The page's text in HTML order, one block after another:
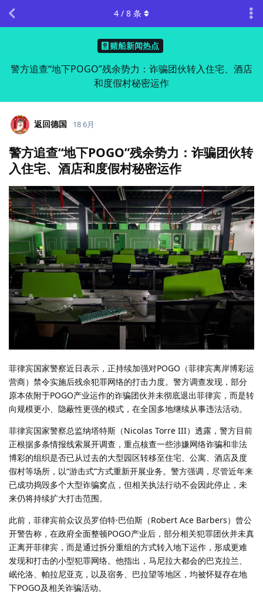
赌船新闻热点
警方追查“地下POGO”残余势力：诈骗团伙转入住宅、酒店
和度假村秘密运作
4 / 8 条
返回德国 18 6月
警方追查“地下POGO”残余势力：诈骗团伙转
入住宅、酒店和度假村秘密运作
菲律宾国家警察近日表示，正持续加强对POGO（菲律宾离岸博彩运
营商）禁令实施后残余犯罪网络的打击力度。警方调查发现，部分
原本依附于POGO产业运作的诈骗团伙并未彻底退出菲律宾，而是转
向规模更小、隐蔽性更强的模式，在全国多地继续从事违法活动。
菲律宾国家警察总监纳塔特斯（Nicolas Torre III）透露，警方目前
正根据多条情报线索展开调查，重点核查一些涉嫌网络诈骗和非法
博彩的组织是否已从过去的大型园区转移至住宅、公寓、酒店及度
假村等场所，以“游击式”方式重新开展业务。警方强调，尽管近年来
已成功捣毁多个大型诈骗窝点，但相关执法行动不会因此停止，未
来仍将持续扩大打击范围。
此前，菲律宾前众议员罗伯特·巴伯斯（Robert Ace Barbers）曾公
开警告称，在政府全面整顿POGO产业后，部分相关犯罪团伙并未真
正离开菲律宾，而是通过拆分重组的方式转入地下运作，形成更难
发现和打击的小型犯罪网络。他指出，马尼拉大都会的巴克拉兰、
岷伦洛、帕拉尼亚克，以及宿务、巴拉望等地区，均被怀疑存在地
下POGO及相关诈骗活动。